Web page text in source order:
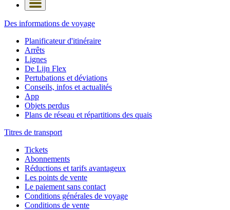
Des informations de voyage
Planificateur d'itinéraire
Arrêts
Lignes
De Lijn Flex
Pertubations et déviations
Conseils, infos et actualités
App
Objets perdus
Plans de réseau et répartitions des quais
Titres de transport
Tickets
Abonnements
Réductions et tarifs avantageux
Les points de vente
Le paiement sans contact
Conditions générales de voyage
Conditions de vente